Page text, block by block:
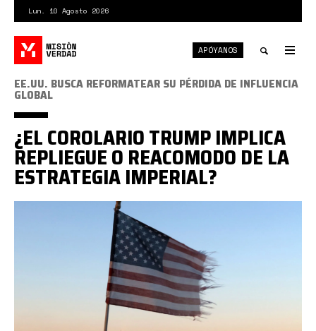
contenido
principal
Lun. 10 Agosto 2026
Toggle
APÓYANOS
EE.UU. BUSCA REFORMATEAR SU PÉRDIDA DE INFLUENCIA
GLOBAL
¿EL COROLARIO TRUMP IMPLICA
REPLIEGUE O REACOMODO DE LA
ESTRATEGIA IMPERIAL?